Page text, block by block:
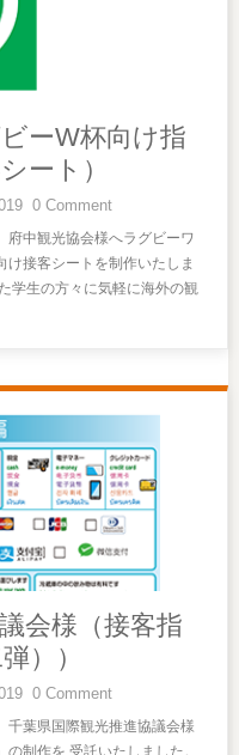
ーW杯向け指
ート）
0 Comment
府中観光協会様へラグビーワ
接客シートを制作いたしま
学生の方々に気軽に海外の観
会様（接客指
））
0 Comment
千葉県国際観光推進協議会様
制作を 受託いたしました。